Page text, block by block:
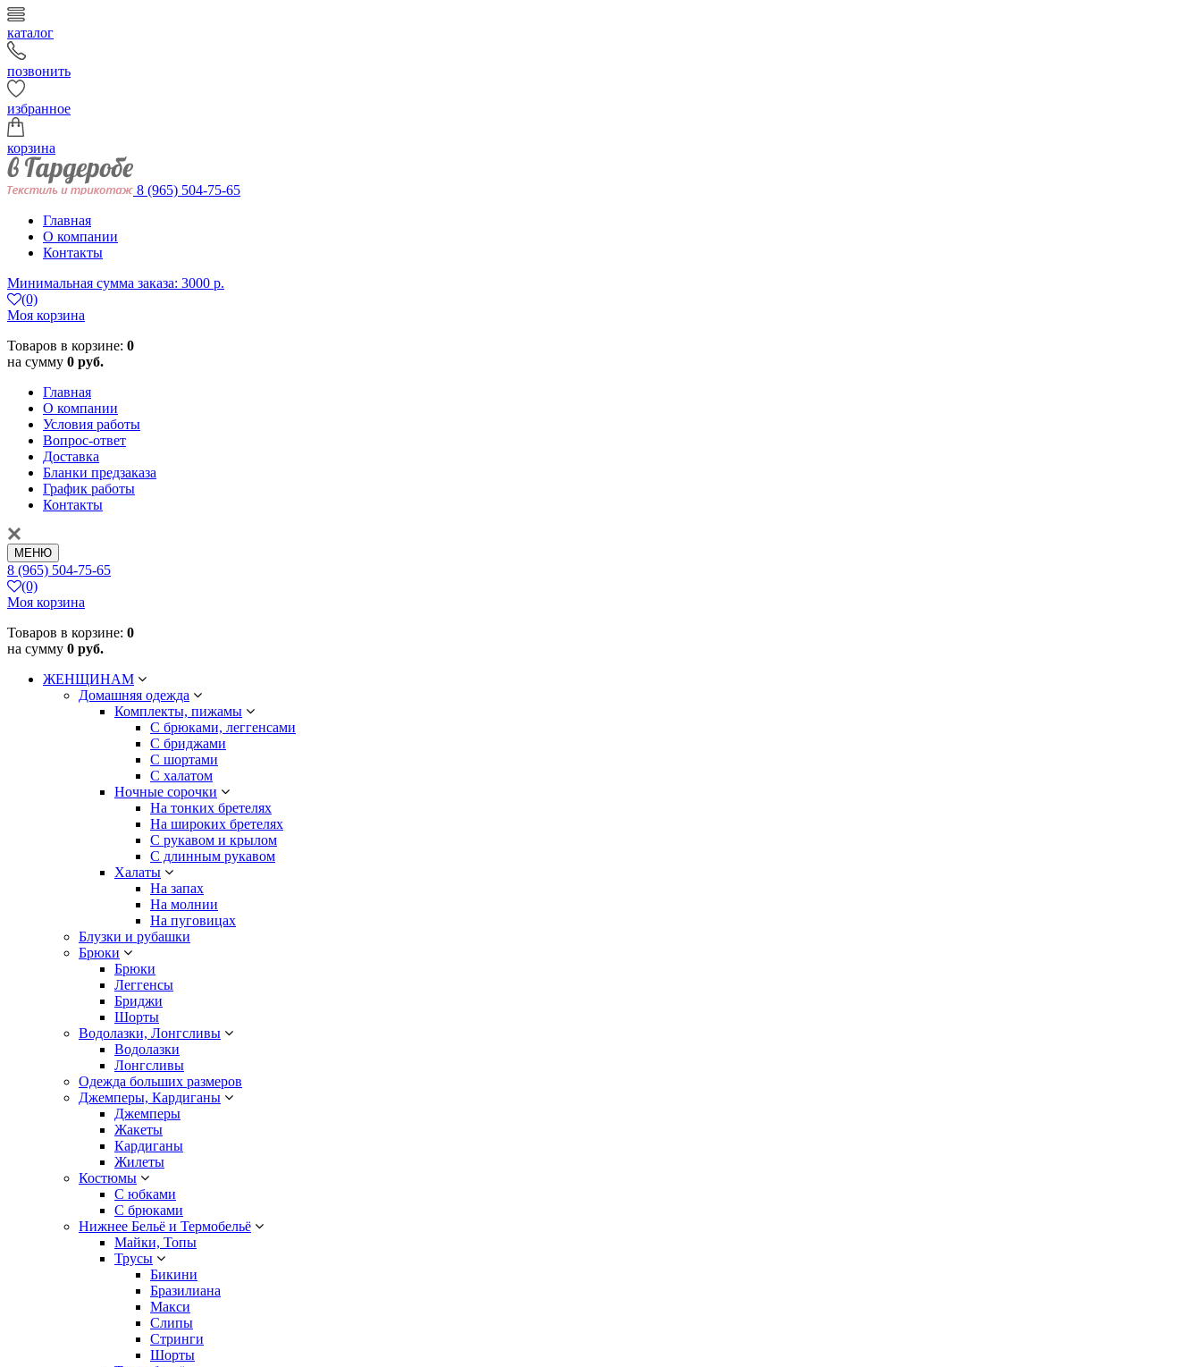
каталог
позвонить
избранное
корзина
8 (965) 504-75-65
Главная
О компании
Контакты
Минимальная сумма заказа: 3000 р.
(0)
Моя корзина
Товаров в корзине: 0
на сумму 0 руб.
Главная
О компании
Условия работы
Вопрос-ответ
Доставка
Бланки предзаказа
График работы
Контакты
МЕНЮ
8 (965) 504-75-65
(0)
Моя корзина
Товаров в корзине: 0
на сумму 0 руб.
ЖЕНЩИНАМ
Домашняя одежда
Комплекты, пижамы
С брюками, леггенсами
С бриджами
С шортами
С халатом
Ночные сорочки
На тонких бретелях
На широких бретелях
С рукавом и крылом
С длинным рукавом
Халаты
На запах
На молнии
На пуговицах
Блузки и рубашки
Брюки
Брюки
Леггенсы
Бриджи
Шорты
Водолазки, Лонгсливы
Водолазки
Лонгсливы
Одежда больших размеров
Джемперы, Кардиганы
Джемперы
Жакеты
Кардиганы
Жилеты
Костюмы
С юбками
С брюками
Нижнее Бельё и Термобельё
Майки, Топы
Трусы
Бикини
Бразилиана
Макси
Слипы
Стринги
Шорты